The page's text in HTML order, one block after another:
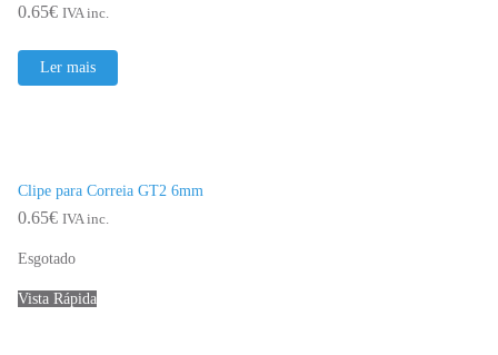
0.65€ IVA inc.
Ler mais
Clipe para Correia GT2 6mm
0.65€ IVA inc.
Esgotado
Vista Rápida